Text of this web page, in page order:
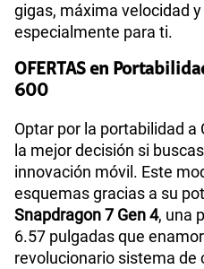
gigas, máxima velocidad
especialmente para ti.
OFERTAS en
600
Optar por la portabilidad a
la mejor decisión si
innovación móvil. Este
esquemas gracias a su
Snapdragon 7 Gen 4, una
6.57 pulgadas que
revolucionario sistema de